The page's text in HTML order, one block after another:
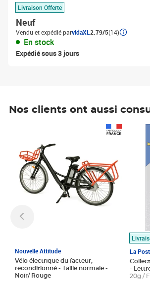
Livraison Offerte
Neuf
Vendu et expédié parvidaXL 2.79/5(14)
En stock
Expédié sous 3 jours
Nos clients ont aussi
Nouvelle Attitude
Vélo électrique du facteur,
reconditionné - Taille normale -
Noir/ Rouge
La
-
20g /
Prix